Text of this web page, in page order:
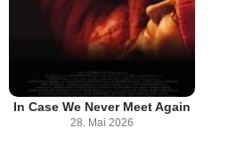
In Case We Never Meet Again
28. Mai 2026